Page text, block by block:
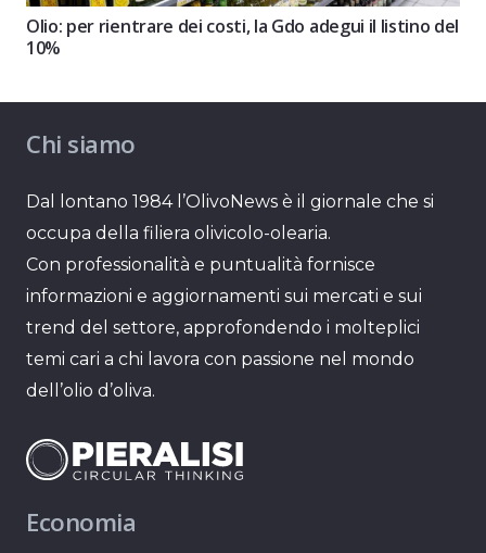
Olio: per rientrare dei costi, la Gdo adegui il listino del
10%
Chi siamo
Dal lontano 1984 l’OlivoNews è il giornale che si
occupa della filiera olivicolo-olearia.
Con professionalità e puntualità fornisce
informazioni e aggiornamenti sui mercati e sui
trend del settore, approfondendo i molteplici
temi cari a chi lavora con passione nel mondo
dell’olio d’oliva.
Economia